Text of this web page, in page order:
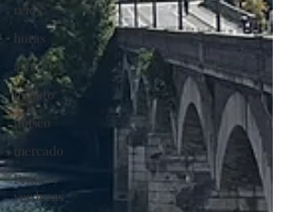
reloj
horas
arte
minuto
museo
mercado
Frutas y
verduras